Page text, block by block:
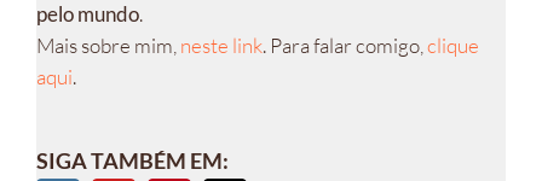
pelo mundo.
Mais sobre mim, neste link. Para falar comigo, clique
aqui.
SIGA TAMBÉM EM: